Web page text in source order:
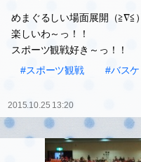
めまぐるしい場面展開（≧∇≦）
楽しいわ～っ！！
スポーツ観戦好き～っ！！